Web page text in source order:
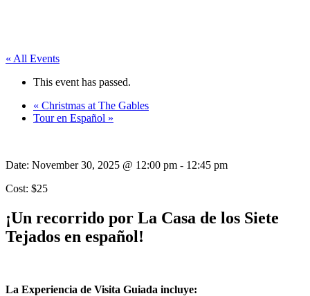
« All Events
This event has passed.
« Christmas at The Gables
Tour en Español »
Date: November 30, 2025 @ 12:00 pm - 12:45 pm
Cost: $25
¡Un recorrido por La Casa de los Siete
Tejados en español!
La Experiencia de Visita Guiada incluye: